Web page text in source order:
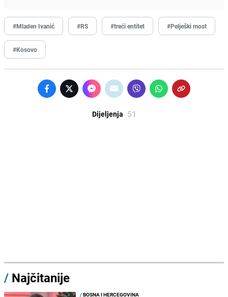
#Mladen Ivanić #RS #treći entitet #Pelješki most
#Kosovo
Dijeljenja 51
/ Najčitanije
/BOSNA I HERCEGOVINA